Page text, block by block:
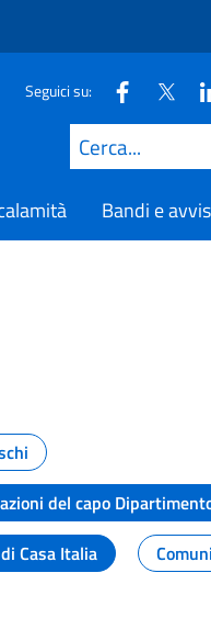
Seguici su:
Cerca
Bandi e
del capo
Casa Italia